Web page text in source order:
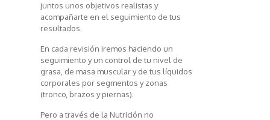
juntos unos objetivos realistas y
acompañarte en el seguimiento de tus
resultados.
En cada revisión iremos haciendo un
seguimiento y un control de tu nivel de
grasa, de masa muscular y de tus líquidos
corporales por segmentos y zonas
(tronco, brazos y piernas).
Pero a través de la Nutrición no